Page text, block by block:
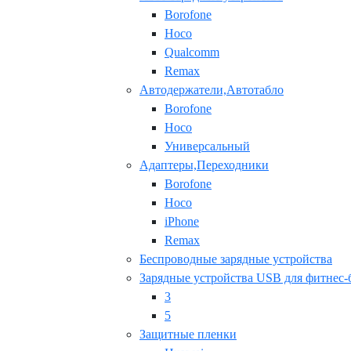
Borofone
Hoco
Qualcomm
Remax
Автодержатели,Автотабло
Borofone
Hoco
Универсальный
Адаптеры,Переходники
Borofone
Hoco
iPhone
Remax
Беспроводные зарядные устройства
Зарядные устройства USB для фитнес-
3
5
Защитные пленки